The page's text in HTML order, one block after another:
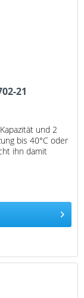
21
und 2
bis 40°C oder
ihn damit